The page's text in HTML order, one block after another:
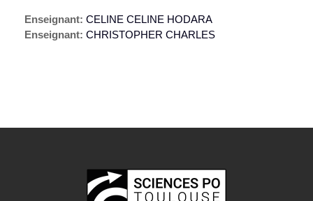
Enseignant: CELINE CELINE HODARA
Enseignant: CHRISTOPHER CHARLES